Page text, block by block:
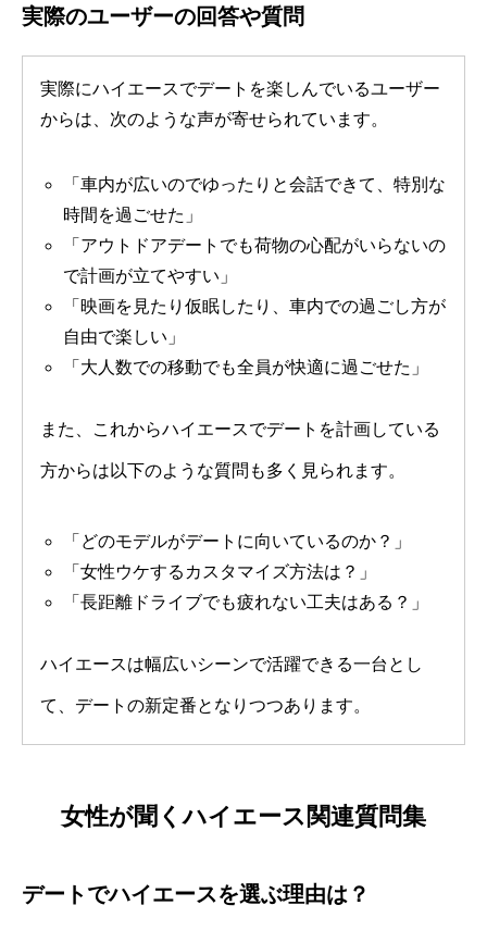
実際のユーザーの回答や質問
実際にハイエースでデートを楽しんでいるユーザー
からは、次のような声が寄せられています。
「車内が広いのでゆったりと会話できて、特別な
時間を過ごせた」
「アウトドアデートでも荷物の心配がいらないの
で計画が立てやすい」
「映画を見たり仮眠したり、車内での過ごし方が
自由で楽しい」
「大人数での移動でも全員が快適に過ごせた」
また、これからハイエースでデートを計画している
方からは以下のような質問も多く見られます。
「どのモデルがデートに向いているのか？」
「女性ウケするカスタマイズ方法は？」
「長距離ドライブでも疲れない工夫はある？」
ハイエースは幅広いシーンで活躍できる一台とし
て、デートの新定番となりつつあります。
女性が聞くハイエース関連質問集
デートでハイエースを選ぶ理由は？